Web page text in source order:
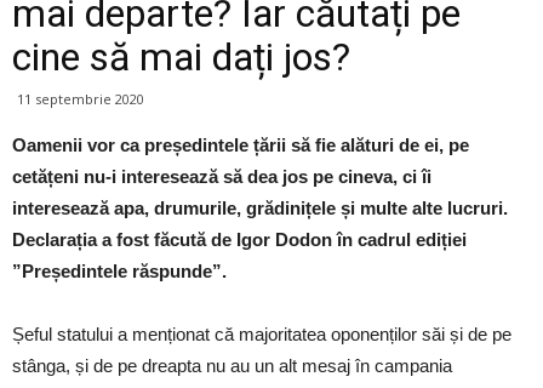
mai departe? Iar căutați pe
cine să mai dați jos?
11 septembrie 2020
Oamenii vor ca președintele țării să fie alături de ei, pe
cetățeni nu-i interesează să dea jos pe cineva, ci îi
interesează apa, drumurile, grădinițele și multe alte lucruri.
Declarația a fost făcută de Igor Dodon în cadrul ediției
”Președintele răspunde”.
Șeful statului a menționat că majoritatea oponenților săi și de pe
stânga, și de pe dreapta nu au un alt mesaj în campania